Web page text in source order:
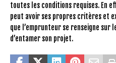
toutes les conditions requises. En
peut avoir ses propres critères et
que l’emprunteur se renseigne sur
d’entamer son projet.